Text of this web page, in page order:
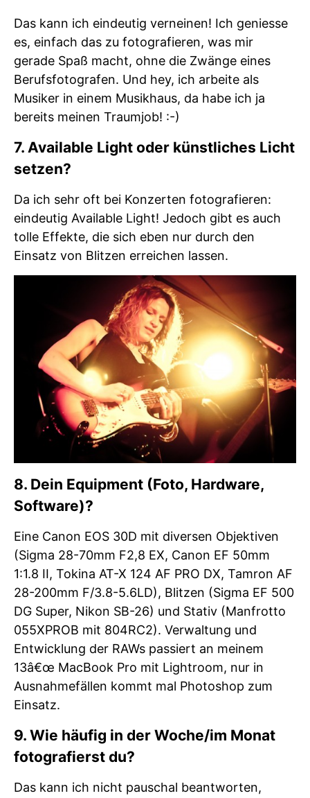
Das kann ich eindeutig verneinen! Ich geniesse
es, einfach das zu fotografieren, was mir
gerade Spaß macht, ohne die Zwänge eines
Berufsfotografen. Und hey, ich arbeite als
Musiker in einem Musikhaus, da habe ich ja
bereits meinen Traumjob! :-)
7. Available Light oder künstliches Licht
setzen?
Da ich sehr oft bei Konzerten fotografieren:
eindeutig Available Light! Jedoch gibt es auch
tolle Effekte, die sich eben nur durch den
Einsatz von Blitzen erreichen lassen.
8. Dein Equipment (Foto, Hardware,
Software)?
Eine Canon EOS 30D mit diversen Objektiven
(Sigma 28-70mm F2,8 EX, Canon EF 50mm
1:1.8 II, Tokina AT-X 124 AF PRO DX, Tamron AF
28-200mm F/3.8-5.6LD), Blitzen (Sigma EF 500
DG Super, Nikon SB-26) und Stativ (Manfrotto
055XPROB mit 804RC2). Verwaltung und
Entwicklung der RAWs passiert an meinem
13â€œ MacBook Pro mit Lightroom, nur in
Ausnahmefällen kommt mal Photoshop zum
Einsatz.
9. Wie häufig in der Woche/im Monat
fotografierst du?
Das kann ich nicht pauschal beantworten,